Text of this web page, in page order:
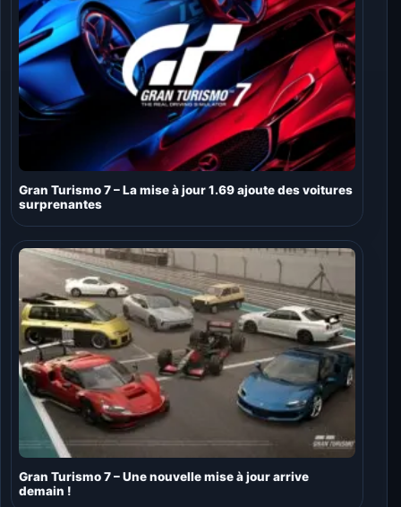
Gran Turismo 7 – La mise à jour 1.69 ajoute des voitures
surprenantes
Gran Turismo 7 – Une nouvelle mise à jour arrive
demain !